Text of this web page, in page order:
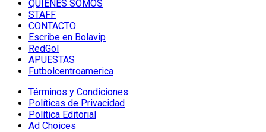
QUIENES SOMOS
STAFF
CONTACTO
Escribe en Bolavip
RedGol
APUESTAS
Futbolcentroamerica
Términos y Condiciones
Políticas de Privacidad
Política Editorial
Ad Choices